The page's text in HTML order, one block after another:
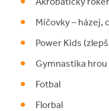
Míčovky – házej,
Power Kids
Gymnastika hrou
Fotbal
Florbal